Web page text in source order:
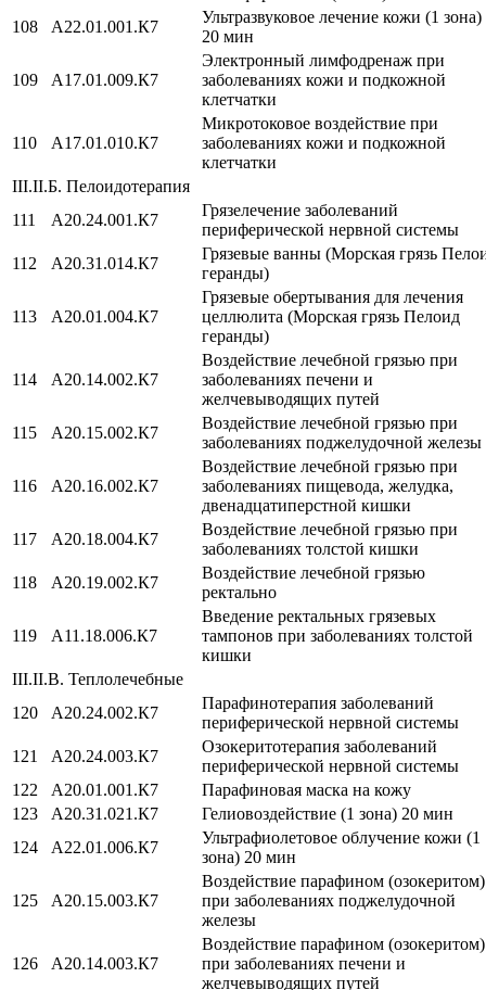
108
А22.01.001.К7
Ультразвуковое лечение кожи (1 зона)
20 мин
109 A17.01.009.К7
Электронный лимфодренаж при
заболеваниях кожи и подкожной
клетчатки
110 A17.01.010.К7
Микротоковое воздействие при
заболеваниях кожи и подкожной
клетчатки
III.II.Б. Пелоидотерапия
111
A20.24.001.К7
Грязелечение заболеваний
периферической нервной системы
112
А20.31.014.К7
Грязевые ванны (Морская грязь
геранды)
113 А20.01.004.К7
Грязевые обертывания для лечения
целлюлита (Морская грязь Пелоид
геранды)
114 A20.14.002.К7
Воздействие лечебной грязью при
заболеваниях печени и
желчевыводящих путей
115
A20.15.002.К7
Воздействие лечебной грязью при
заболеваниях поджелудочной железы
116 A20.16.002.К7
Воздействие лечебной грязью при
заболеваниях пищевода, желудка,
двенадцатиперстной кишки
117
A20.18.004.К7
Воздействие лечебной грязью при
заболеваниях толстой кишки
118
A20.19.002.К7
Воздействие лечебной грязью
ректально
119 A11.18.006.К7
Введение ректальных грязевых
тампонов при заболеваниях толстой
кишки
III.II.В. Теплолечебные
120
A20.24.002.К7
Парафинотерапия заболеваний
периферической нервной системы
121
A20.24.003.К7
Озокеритотерапия заболеваний
периферической нервной системы
122
А20.01.001.К7
Парафиновая маска на кожу
123
А20.31.021.К7
Гелиовоздействие (1 зона) 20 мин
124
А22.01.006.К7
Ультрафиолетовое облучение кожи (1
зона) 20 мин
125 A20.15.003.К7
Воздействие парафином (озокеритом)
при заболеваниях поджелудочной
железы
126 A20.14.003.К7
Воздействие парафином (озокеритом)
при заболеваниях печени и
желчевыводящих путей